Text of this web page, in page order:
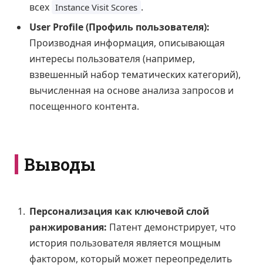
всех Instance Visit Scores .
User Profile (Профиль пользователя):
Производная информация, описывающая
интересы пользователя (например,
взвешенный набор тематических категорий),
вычисленная на основе анализа запросов и
посещенного контента.
Выводы
Персонализация как ключевой слой
ранжирования: Патент демонстрирует, что
история пользователя является мощным
фактором, который может переопределить